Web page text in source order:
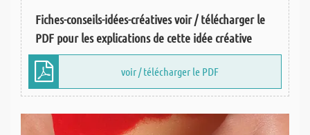
Fiches-conseils-idées-créatives voir / télécharger le
PDF pour les explications de cette idée créative
voir / télécharger le PDF